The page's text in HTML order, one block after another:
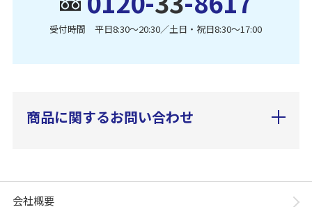
受付時間 平日8:30〜20:30／土日・祝日8:30〜17:00
商品に関するお問い合わせ
会社概要